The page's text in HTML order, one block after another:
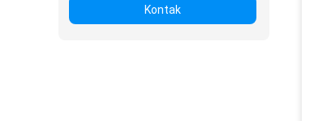
Kontak